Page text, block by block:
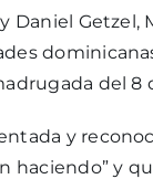
Getzel,
del 8
y
haciendo” y